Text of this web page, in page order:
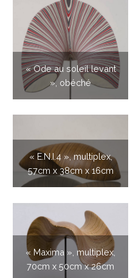
« Ode au soleil levant
», obéché
« E.N.I.4 », multiplex,
57cm x 38cm x 16cm
« Maxima », multiplex,
70cm x 50cm x 26cm